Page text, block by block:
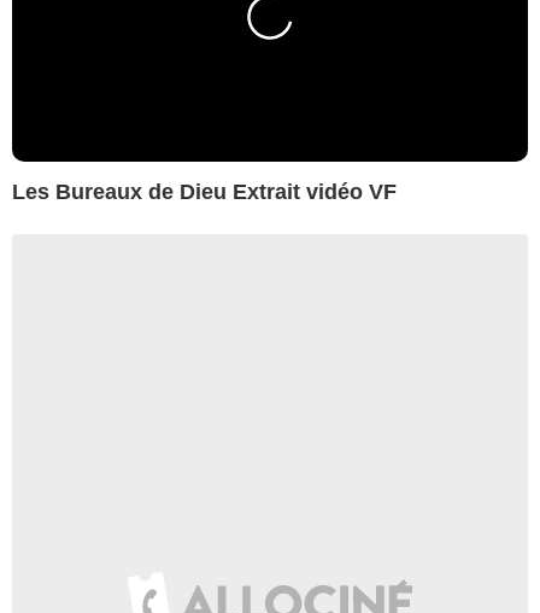
Les Bureaux de Dieu Extrait vidéo VF